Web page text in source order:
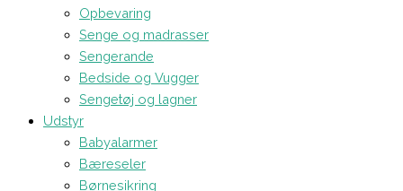
Opbevaring
Senge og madrasser
Sengerande
Bedside og Vugger
Sengetøj og lagner
Udstyr
Babyalarmer
Bæreseler
Børnesikring